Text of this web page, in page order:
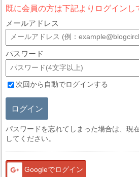
既に会員の方は下記よりログインし
メールアドレス
パスワード
次回から自動でログインする
ログイン
パスワードを忘れてしまった場合は、現
してください。
Googleでログイン